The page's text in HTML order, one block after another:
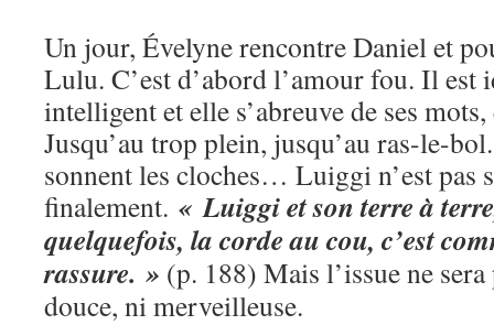
Un jour, Évelyne rencontre Daniel et
Lulu. C’est d’abord l’amour fou. Il est
intelligent et elle s’abreuve de ses
Jusqu’au trop plein, jusqu’au ras-le-
sonnent les cloches… Luiggi n’est pas
finalement. « Luiggi et son terre à
quelquefois, la corde au cou, c’est
rassure. » (p. 188) Mais l’issue ne
douce, ni merveilleuse.